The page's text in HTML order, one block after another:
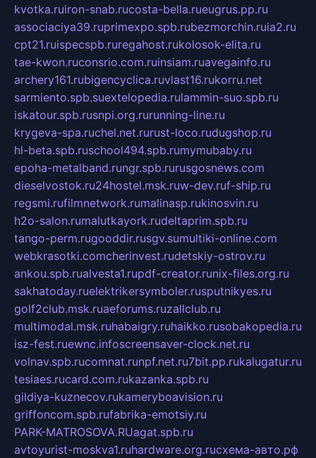
kvotka.ruiron-snab.rucosta-bella.rueugrus.pp.ru
associaciya39.ruprimexpo.spb.rubezmorchin.ruia2.ru
cpt21.ruispecspb.ruregahost.rukolosok-elita.ru
tae-kwon.ruconsrio.com.ruinsiam.ruavegainfo.ru
archery161.rubigencyclica.ruvlast16.rukorru.net
sarmiento.spb.suextelopedia.rulammin-suo.spb.ru
iskatour.spb.rusnpi.org.rurunning-line.ru
krygeva-spa.ruchel.net.rurust-loco.rudugshop.ru
hl-beta.spb.ruschool494.spb.rumymubaby.ru
epoha-metalband.rungr.spb.rurusgosnews.com
dieselvostok.ru24hostel.msk.ruw-dev.ruf-ship.ru
regsmi.rufilmnetwork.rumalinasp.rukinosvin.ru
h2o-salon.rumalutkayork.rudeltaprim.spb.ru
tango-perm.rugooddir.rusgv.sumultiki-online.com
webkrasotki.comcherinvest.rudetskiy-ostrov.ru
ankou.spb.rualvesta1.rupdf-creator.runix-files.org.ru
sakhatoday.ruelektrikersymboler.rusputnikyes.ru
golf2club.msk.ruaeforums.ruzallclub.ru
multimodal.msk.ruhabaigry.ruhaikko.rusobakopedia.ru
isz-fest.ruewnc.infoscreensaver-clock.net.ru
volnav.spb.rucomnat.runpf.net.ru7bit.pp.rukalugatur.ru
tesiaes.rucard.com.rukazanka.spb.ru
gildiya-kuznecov.rukameryboavision.ru
griffoncom.spb.rufabrika-emotsiy.ru
PARK-MATROSOVA.RUagat.spb.ru
avtoyurist-moskva1.ruhardware.org.ruсхема-авто.рф